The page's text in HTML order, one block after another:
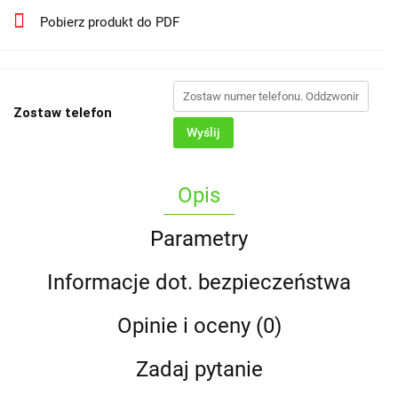
Pobierz produkt do PDF
Zostaw telefon
Wyślij
Opis
Parametry
Informacje dot. bezpieczeństwa
Opinie i oceny (0)
Zadaj pytanie